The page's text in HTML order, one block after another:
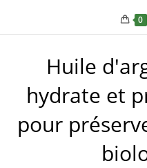
0
Huile
hydrate et
pour